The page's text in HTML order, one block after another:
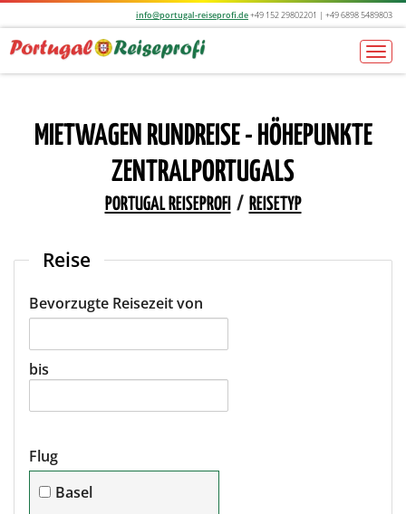
info@portugal-reiseprofi.de+49 152 29802201 | +49 6898 5489803
MIETWAGEN RUNDREISE - HÖHEPUNKTE
ZENTRALPORTUGALS
PORTUGAL REISEPROFI / REISETYP
Reise
Bevorzugte Reisezeit von
bis
Flug
Basel